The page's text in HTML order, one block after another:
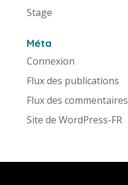
Stage
Méta
Connexion
Flux des publications
Flux des commentaires
Site de WordPress-FR